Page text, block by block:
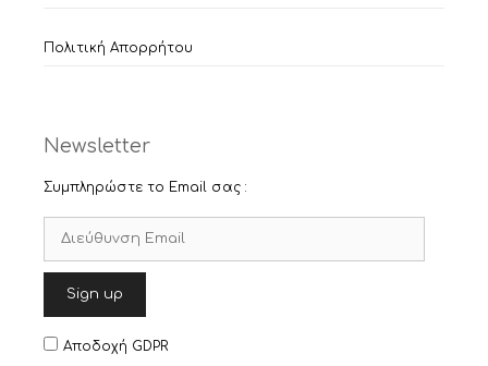
Πολιτική Απορρήτου
Newsletter
Συμπληρώστε το Email σας :
Αποδοχή GDPR